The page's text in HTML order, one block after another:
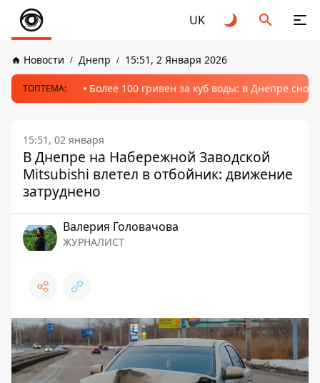
UK
Новости Днепр 15:51, 2 Января 2026
ТОПТЕМА: Более 100 гривен за куб воды: в Днепре
15:51, 02 января
В Днепре на Набережной Заводской
Mitsubishi влетел в отбойник: движение
затруднено
Валерия Головачова
ЖУРНАЛИСТ